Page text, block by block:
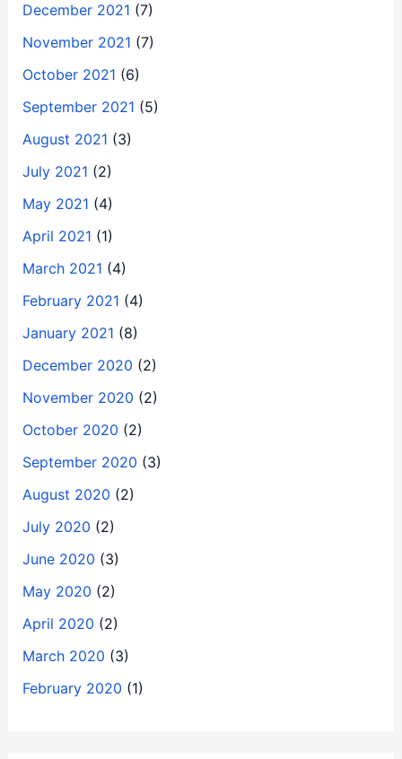
December 2021 (7)
November 2021 (7)
October 2021 (6)
September 2021 (5)
August 2021 (3)
July 2021 (2)
May 2021 (4)
April 2021 (1)
March 2021 (4)
February 2021 (4)
January 2021 (8)
December 2020 (2)
November 2020 (2)
October 2020 (2)
September 2020 (3)
August 2020 (2)
July 2020 (2)
June 2020 (3)
May 2020 (2)
April 2020 (2)
March 2020 (3)
February 2020 (1)